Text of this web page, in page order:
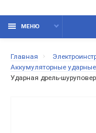
МЕНЮ
Главная
Аккумуляторные
Ударная дрель-